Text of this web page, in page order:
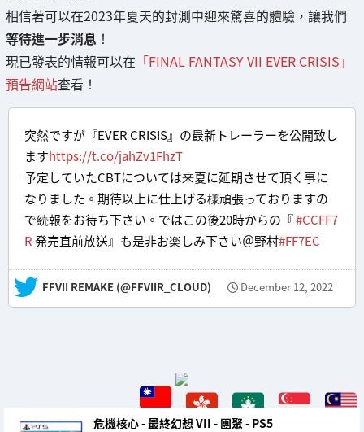
相信著可以在2023年夏天的封測中迎來驚喜的體驗，讓我們
等待進一步消息 ！
現已發表的情報可以在 「FINAL FANTASY VII EVER CRISIS」
預告網站查看！
突然ですが『EVER CRISIS』の最新トレーラーを公開致し
ますhttps://t.co/jahZv1FhzT
予定していたCBTについては来夏に延期させて頂く事に
なりました。期待以上に仕上げる様頑張っておりますの
で続報をお待ち下さい。ではこの後20時からの『#CCFF7
R発売直前放送』も是非お楽しみ下さい＠野村#FF7EC
— FFVII REMAKE (@FFVIIR_CLOUD) December 12, 2022
危機核心 - 最終幻想 VII - 團聚 - PS5